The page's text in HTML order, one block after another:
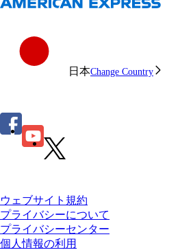
日本Change Country
ウェブサイト規約
プライバシーについて
プライバシーセンター
個人情報の利用